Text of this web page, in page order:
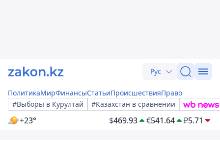
Рус
ПолитикаМирФинансыСтатьиПроисшествияПраво
#Выборы в Курултай
#Казахстан в сравнении
+23° $469.93 €541.64 ₽5.71